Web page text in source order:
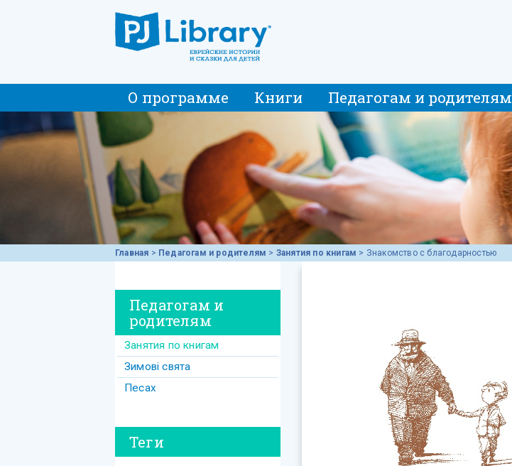
О программе Книги Педагогам и родителям
Главная > Педагогам и родителям > Занятия по книгам > Знакомство с благодарностью
Педагогам и
родителям
Занятия по книгам
Зимові свята
Песах
Теги